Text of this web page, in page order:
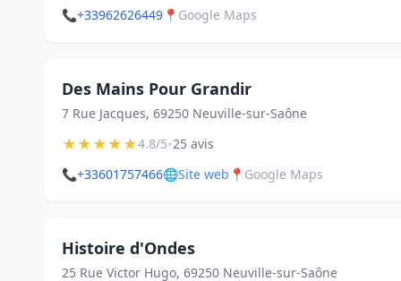
📞+33962626449 📍 Google Maps
Des Mains Pour Grandir
7 Rue Jacques, 69250 Neuville-sur-Saône
★★★★★4.8/5•25 avis
📞+33601757466🌐Site web 📍 Google Maps
Histoire d'Ondes
25 Rue Victor Hugo, 69250 Neuville-sur-Saône